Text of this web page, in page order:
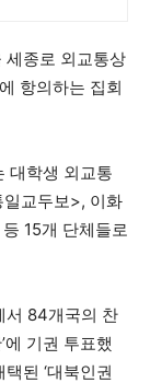
세종로 외교통상
항의하는 집회
대학생 외교통
교두보>, 이화
등 15개 단체들로
서 84개국의 찬
에 기권 투표했
된 ‘대북인권